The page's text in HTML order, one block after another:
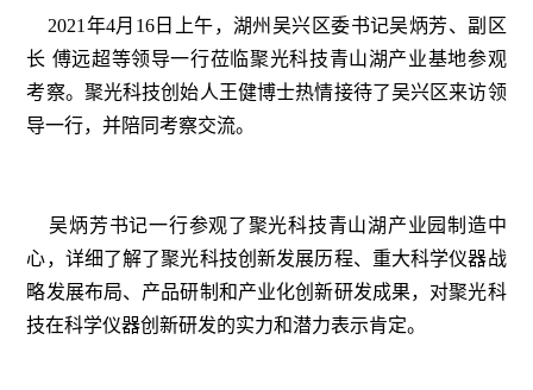
2021年4月16日上午，湖州吴兴区委书记吴炳芳、副区
长 傅远超等领导一行莅临聚光科技青山湖产业基地参观
考察。聚光科技创始人王健博士热情接待了吴兴区来访领
导一行，并陪同考察交流。
吴炳芳书记一行参观了聚光科技青山湖产业园制造中
心，详细了解了聚光科技创新发展历程、重大科学仪器战
略发展布局、产品研制和产业化创新研发成果，对聚光科
技在科学仪器创新研发的实力和潜力表示肯定。